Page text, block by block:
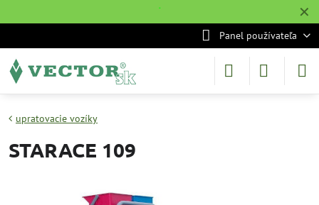
✕
˙
Panel používateľa
upratovacie vozíky
STARACE 109